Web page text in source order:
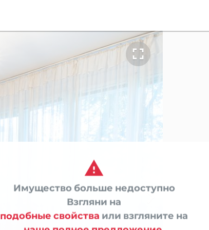



Имущество больше недоступно
Взгляни на
подобные свойства или взгляните на